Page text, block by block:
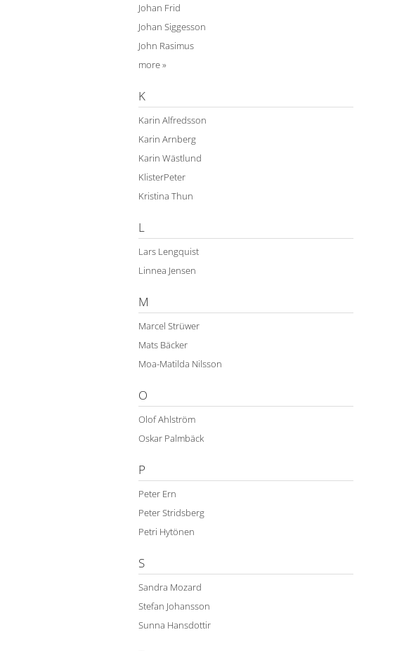
Johan Frid
Johan Siggesson
John Rasimus
more »
K
Karin Alfredsson
Karin Arnberg
Karin Wästlund
KlisterPeter
Kristina Thun
L
Lars Lengquist
Linnea Jensen
M
Marcel Strüwer
Mats Bäcker
Moa-Matilda Nilsson
O
Olof Ahlström
Oskar Palmbäck
P
Peter Ern
Peter Stridsberg
Petri Hytönen
S
Sandra Mozard
Stefan Johansson
Sunna Hansdottir